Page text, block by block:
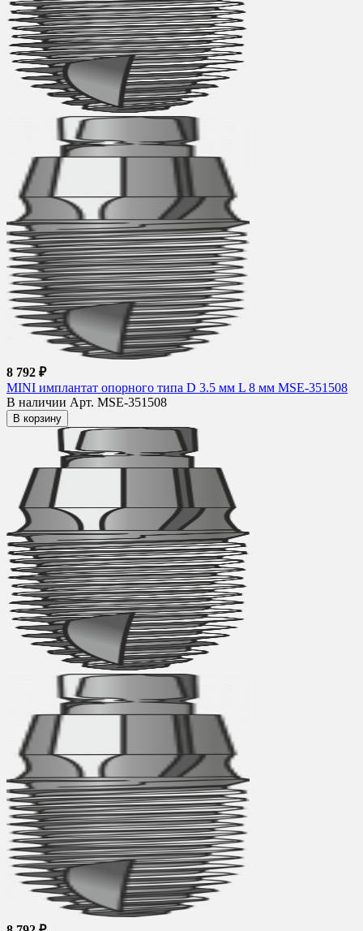
8 792 ₽
MINI имплантат опорного типа D 3.5 мм L 8 мм MSE-351508
В наличии Арт. MSE-351508
В корзину